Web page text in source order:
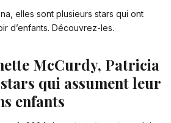
elles sont plusieurs stars qui ont
d’enfants. Découvrez-les.
McCurdy, Patricia
qui assument leur
enfants